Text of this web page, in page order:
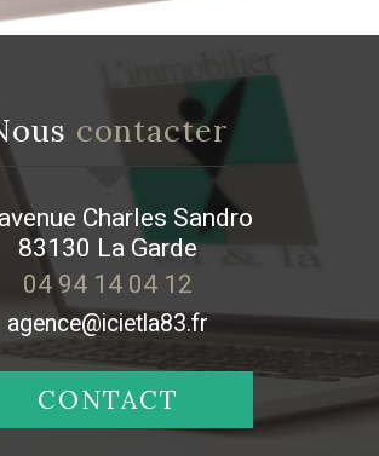
Nous contacter
Charles Sandro
83130 La Garde
04 94 14 04 12
agence@icietla83.fr
CONTACT